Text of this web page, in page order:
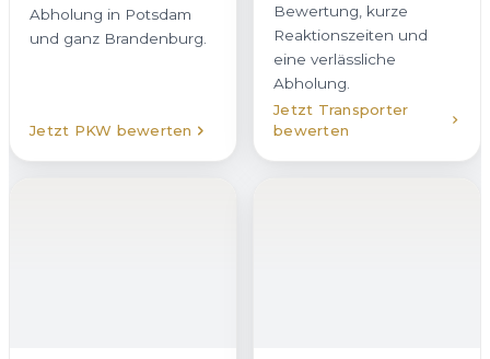
Abholung in Potsdam
und ganz Brandenburg.
Jetzt PKW bewerten
Bewertung, kurze
Reaktionszeiten und
eine verlässliche
Abholung.
Jetzt Transporter
bewerten